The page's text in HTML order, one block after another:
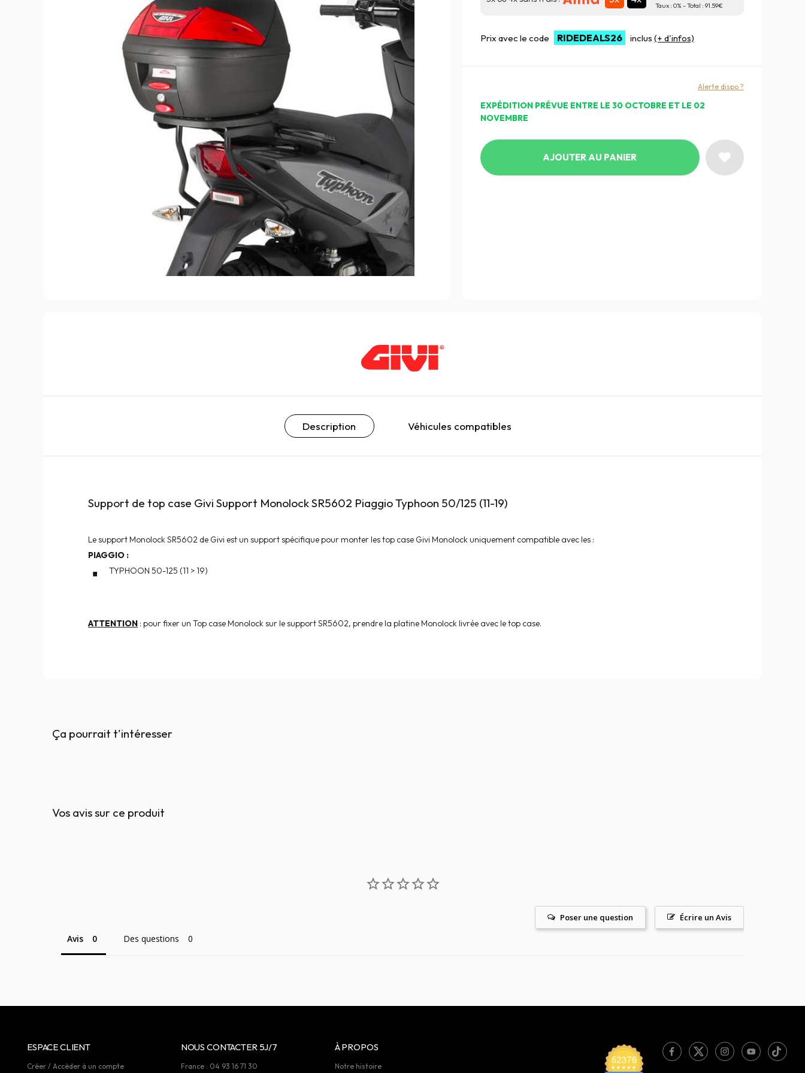
Taux : 0% - Total : 91.59
Prix avec le code RIDEDEALS26 inclus (+ d'infos)
EXPÉDITION PRÉVUE ENTRE LE 30 OCTOBRE ET LE 02
NOVEMBRE
Alerte dispo ?
AJOUTER AU PANIER
Description Véhicules compatibles
Support de top case Givi Support Monolock SR5602 Piaggio Typhoon 50/125 (11-19)
Le support Monolock SR5602 de Givi est un support spécifique pour monter les top case Givi Monolock uniquement compatible avec les :
PIAGGIO :
TYPHOON 50-125 (11 > 19)
ATTENTION : pour fixer un Top case Monolock sur le support SR5602, prendre la platine Monolock livrée avec le top case.
Ça pourrait t'intéresser
Vos avis sur ce produit
Écrire un Avis
Poser une question
Avis Des questions
ESPACE CLIENT
Créer / Accèder à un compte
NOUS CONTACTER 5J/7
France : 04 93 16 71 30
À PROPOS
Notre histoire